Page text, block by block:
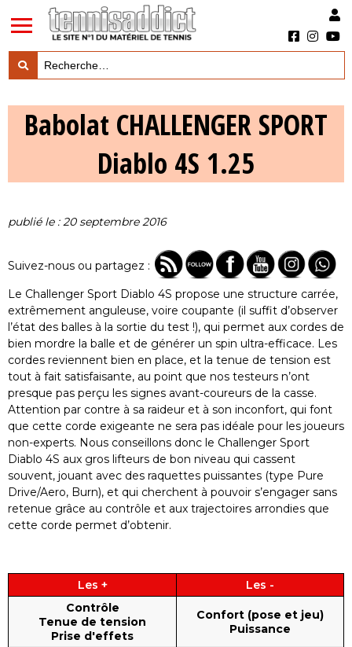
LES ACTUS MARQUES & PRODUITS
LES GUIDES DU MATERIEL
Babolat CHALLENGER SPORT
Diablo 4S 1.25
publié le : 20 septembre 2016
Suivez-nous ou partagez :
Le Challenger Sport Diablo 4S propose une structure carrée,
extrêmement anguleuse, voire coupante (il suffit d’observer
l’état des balles à la sortie du test !), qui permet aux cordes de
bien mordre la balle et de générer un spin ultra-efficace. Les
cordes reviennent bien en place, et la tenue de tension est
tout à fait satisfaisante, au point que nos testeurs n’ont
presque pas perçu les signes avant-coureurs de la casse.
Attention par contre à sa raideur et à son inconfort, qui font
que cette corde exigeante ne sera pas idéale pour les joueurs
non-experts. Nous conseillons donc le Challenger Sport
Diablo 4S aux gros lifteurs de bon niveau qui cassent
souvent, jouant avec des raquettes puissantes (type Pure
Drive/Aero, Burn), et qui cherchent à pouvoir s’engager sans
retenue grâce au contrôle et aux trajectoires arrondies que
cette corde permet d’obtenir.
Les +
Les -
Contrôle
Tenue de tension
Prise d'effets
Confort (pose et jeu)
Puissance